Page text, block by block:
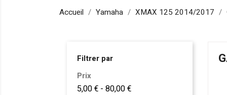
Accueil Yamaha XMAX 125 2014/2017
Filtrer par
Prix
5,00 € - 80,00 €